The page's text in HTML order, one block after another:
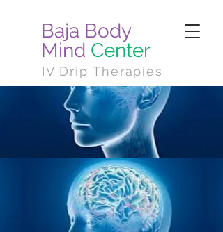
Baja Body
Mind Center
IV Drip Therapies